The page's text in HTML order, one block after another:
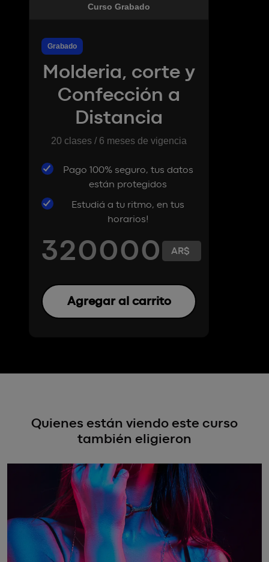
Curso Grabado
Grabado
Molderia, corte y
Confección a
Distancia
20 clases / 6 meses de vigencia
Pago 100% seguro, tus datos
están protegidos
Estudiá a tu ritmo, en tus
horarios!
320000
Agregar al carrito
Quienes están viendo este curso
también eligieron